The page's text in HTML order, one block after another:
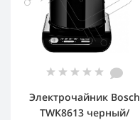
Электрочайник Bosch
TWK8613 черный/